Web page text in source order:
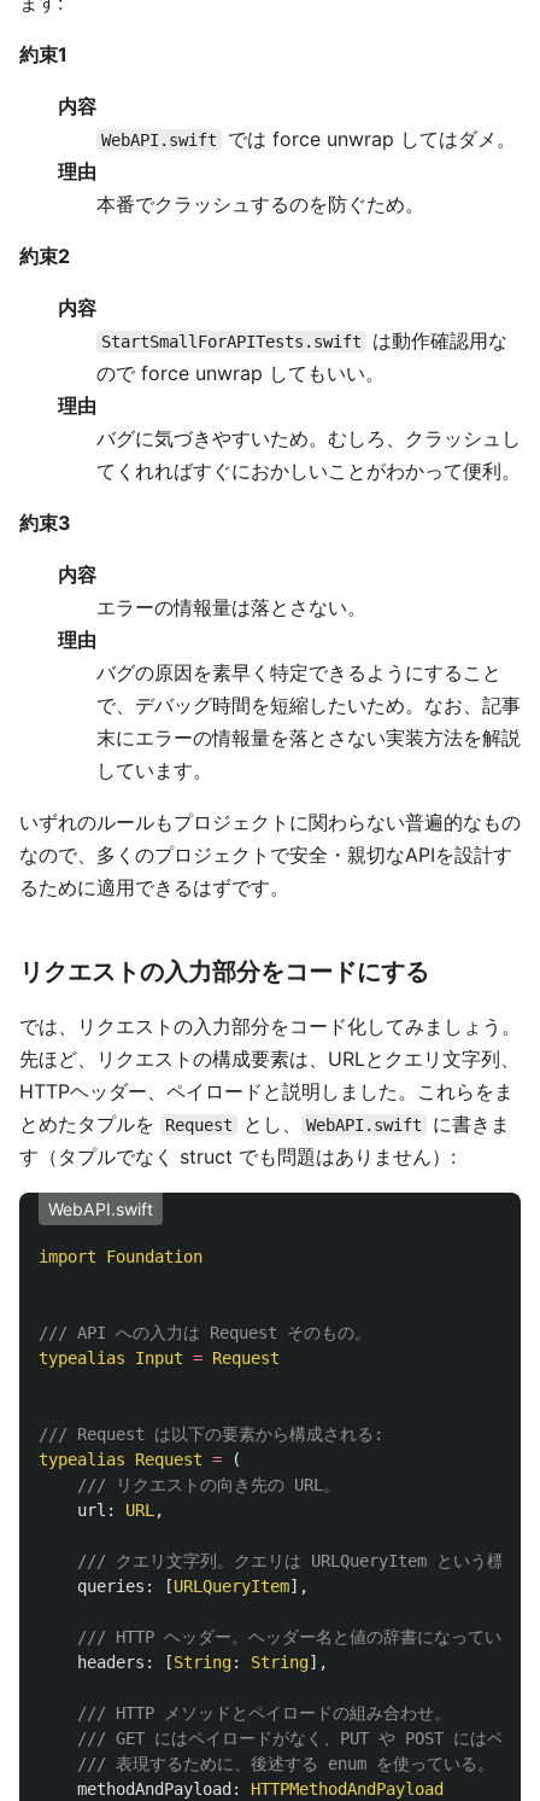
約束1
内容
WebAPI.swift
では force unwrap してはダメ。
理由
本番でクラッシュするのを防ぐため。
約束2
内容
StartSmallForAPITests.swift
は動作確認用な
ので force unwrap してもいい。
理由
バグに気づきやすいため。むしろ、クラッシュし
てくれればすぐにおかしいことがわかって便利。
約束3
内容
エラーの情報量は落とさない。
理由
バグの原因を素早く特定できるようにすること
で、デバッグ時間を短縮したいため。なお、記事
末にエラーの情報量を落とさない実装方法を解説
しています。
いずれのルールもプロジェクトに関わらない普遍的なもの
なので、多くのプロジェクトで安全・親切なAPIを設計す
るために適用できるはずです。
リクエストの入力部分をコードにする
では、リクエストの入力部分をコード化してみましょう。
先ほど、リクエストの構成要素は、URLとクエリ文字列、
HTTPヘッダー、ペイロードと説明しました。これらをま
とめたタプルを
Request とし、 WebAPI.swift
に書きま
す（タプルでなく struct でも問題はありません）:
WebAPI.swift
import Foundation
/// API への入力は Request そのもの。
typealias
Input = Request
/// Request は以下の要素から構成される:
typealias
Request =
(
/// リクエストの向き先の URL。
url : URL,
/// クエリ文字列。クエリは URLQueryItem という標準の
queries : [URLQueryItem],
/// HTTP ヘッダー。ヘッダー名と値の辞書になっている。
headers : [String: String],
/// HTTP メソッドとペイロードの組み合わせ。
/// GET にはペイロードがなく、PUT や POST にはペイロ
/// 表現するために、後述する enum を使っている。
methodAndPayload :
HTTPMethodAndPayload